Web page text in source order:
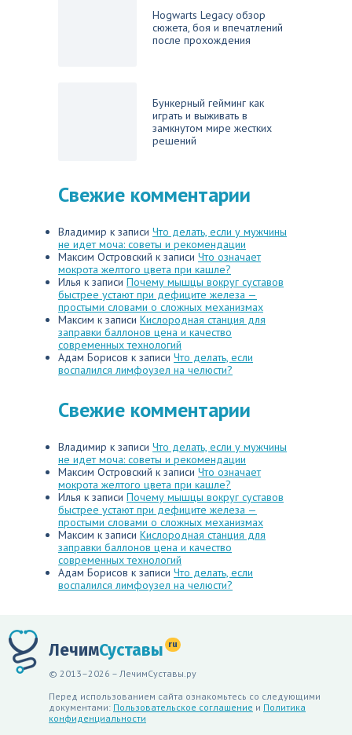
Hogwarts Legacy обзор
сюжета, боя и впечатлений
после прохождения
Бункерный гейминг как
играть и выживать в
замкнутом мире жестких
решений
Свежие комментарии
Владимир к записи Что делать, если у мужчины
не идет моча: советы и рекомендации
Максим Островский к записи Что означает
мокрота желтого цвета при кашле?
Илья к записи Почему мышцы вокруг суставов
быстрее устают при дефиците железа —
простыми словами о сложных механизмах
Максим к записи Кислородная станция для
заправки баллонов цена и качество
современных технологий
Адам Борисов к записи Что делать, если
воспалился лимфоузел на челюсти?
Свежие комментарии
Владимир к записи Что делать, если у мужчины
не идет моча: советы и рекомендации
Максим Островский к записи Что означает
мокрота желтого цвета при кашле?
Илья к записи Почему мышцы вокруг суставов
быстрее устают при дефиците железа —
простыми словами о сложных механизмах
Максим к записи Кислородная станция для
заправки баллонов цена и качество
современных технологий
Адам Борисов к записи Что делать, если
воспалился лимфоузел на челюсти?
ЛечимСуставы ru
© 2013–2026 – ЛечимСуставы.ру
Перед использованием сайта ознакомьтесь со следующими
документами: Пользовательское соглашение и Политика
конфиденциальности